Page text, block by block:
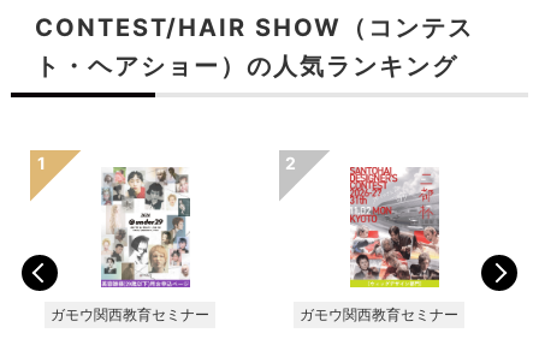
CONTEST/HAIR SHOW（コンテス
ト・ヘアショー）の人気ランキング
ガモウ関西教育セミナー ガモウ関西教育セミナー